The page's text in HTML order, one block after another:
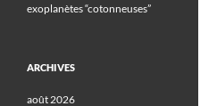
exoplanètes “cotonneuses”
ARCHIVES
août 2026